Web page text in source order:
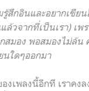
สึกอินและอยากเขีย
ล้วจากที่เป็นเรา) เพ
สมอง พอสมองไม่ล้น
ใดๆออกมา
งเพลงนี้อีกที เราคง